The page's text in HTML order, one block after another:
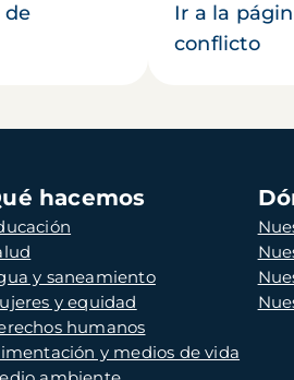
de
Ir a la
conflicto
hacemos
y saneamiento
y equidad
humanos
y medios de vida